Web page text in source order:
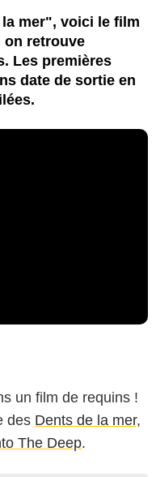
mer", voici le film
on retrouve
Les premières
date de sortie en
un film de requins !
des Dents de la mer,
The Deep.